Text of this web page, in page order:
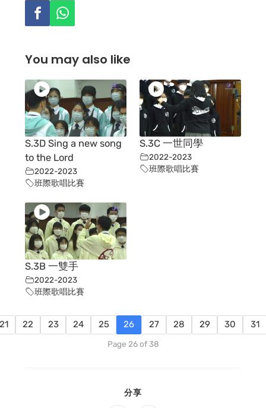
You may also like
S.3D Sing a new song
to the Lord
2022-2023
班際歌唱比賽
S.3C 一世同學
2022-2023
班際歌唱比賽
S.3B 一雙手
2022-2023
班際歌唱比賽
22 23 24 25 26 27 28 29 30 31
Page 26 of 38
分享